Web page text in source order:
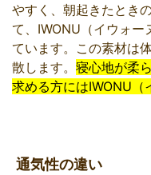
やすく、朝起きたとき
て、IWONU（イウォー
ています。この素材は
散します。 寝心地が柔
求める方にはIWONU（
通気性の違い